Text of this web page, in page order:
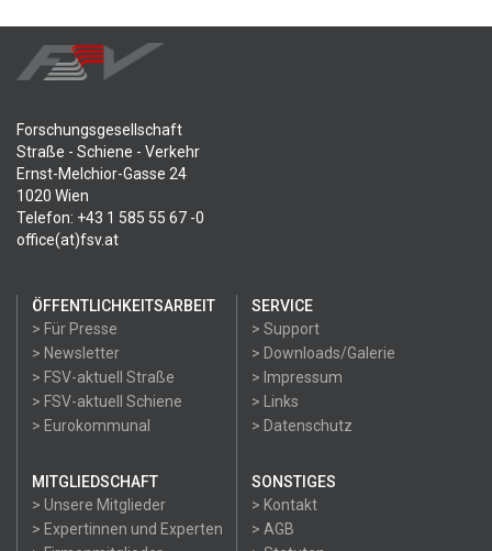
Forschungsgesellschaft
Straße - Schiene - Verkehr
Ernst-Melchior-Gasse 24
1020 Wien
Telefon: +43 1 585 55 67 -0
office(at)fsv.at
ÖFFENTLICHKEITSARBEIT
> Für Presse
> Newsletter
> FSV-aktuell Straße
> FSV-aktuell Schiene
> Eurokommunal
SERVICE
> Support
> Downloads/Galerie
> Impressum
> Links
> Datenschutz
MITGLIEDSCHAFT
> Unsere Mitglieder
> Expertinnen und Experten
SONSTIGES
> Kontakt
> AGB